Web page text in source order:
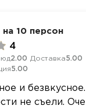
на 10 персон
4
2.00 Доставка5.00
5.00
и
не съели.